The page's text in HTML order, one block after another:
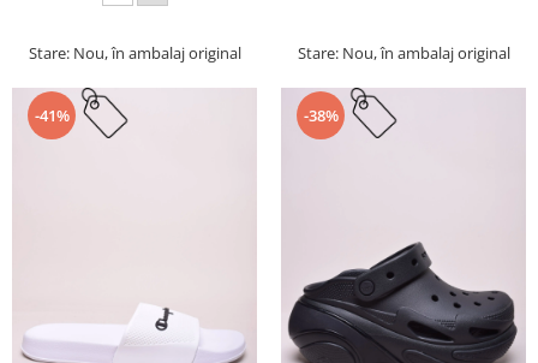
Stare: Nou, în ambalaj original Stare: Nou, în ambalaj original
-41% -38%